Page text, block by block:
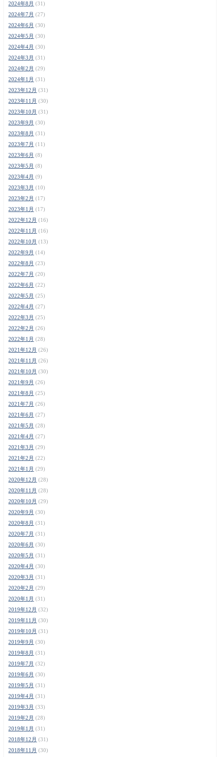
2024年8月 (31)
2024年7月 (27)
2024年6月 (30)
2024年5月 (30)
2024年4月 (30)
2024年3月 (31)
2024年2月 (29)
2024年1月 (31)
2023年12月 (31)
2023年11月 (30)
2023年10月 (31)
2023年9月 (30)
2023年8月 (31)
2023年7月 (11)
2023年6月 (8)
2023年5月 (8)
2023年4月 (9)
2023年3月 (10)
2023年2月 (17)
2023年1月 (17)
2022年12月 (16)
2022年11月 (16)
2022年10月 (13)
2022年9月 (14)
2022年8月 (23)
2022年7月 (20)
2022年6月 (22)
2022年5月 (25)
2022年4月 (27)
2022年3月 (25)
2022年2月 (26)
2022年1月 (28)
2021年12月 (26)
2021年11月 (26)
2021年10月 (30)
2021年9月 (26)
2021年8月 (25)
2021年7月 (26)
2021年6月 (27)
2021年5月 (28)
2021年4月 (27)
2021年3月 (29)
2021年2月 (22)
2021年1月 (29)
2020年12月 (28)
2020年11月 (28)
2020年10月 (29)
2020年9月 (30)
2020年8月 (31)
2020年7月 (31)
2020年6月 (30)
2020年5月 (31)
2020年4月 (30)
2020年3月 (31)
2020年2月 (29)
2020年1月 (31)
2019年12月 (32)
2019年11月 (30)
2019年10月 (31)
2019年9月 (30)
2019年8月 (31)
2019年7月 (32)
2019年6月 (30)
2019年5月 (31)
2019年4月 (31)
2019年3月 (33)
2019年2月 (28)
2019年1月 (31)
2018年12月 (31)
2018年11月 (30)